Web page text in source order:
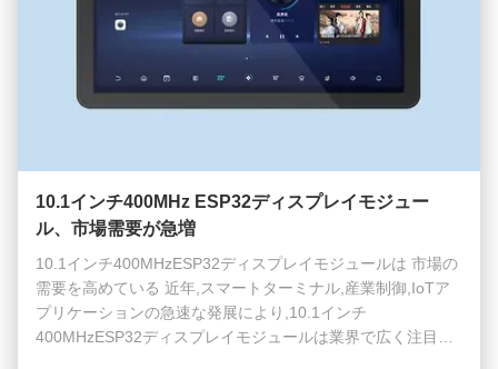
10.1インチ400MHz ESP32ディスプレイモジュー
ル、市場需要が急増
10.1インチ400MHzESP32ディスプレイモジュールは 市場の
需要を高めている 近年,スマートターミナル,産業制御,IoTア
プリケーションの急速な発展により,10.1インチ
400MHzESP32ディスプレイモジュールは業界で広く注目さ